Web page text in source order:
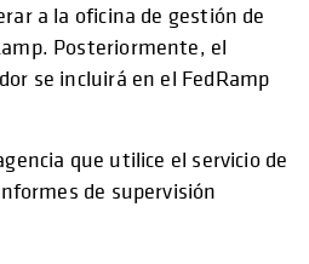
a la oficina de gestión de
Posteriormente, el
se incluirá en el FedRamp
que utilice el servicio de
de supervisión